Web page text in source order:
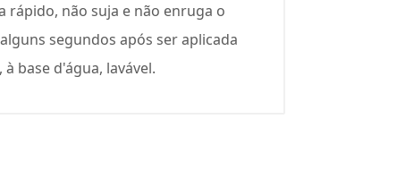
rápido, não suja e não enruga o
segundos após ser aplicada
base d'água, lavável.